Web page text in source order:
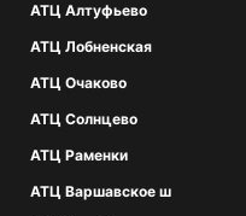
АТЦ Алтуфьево
АТЦ Лобненская
АТЦ Очаково
АТЦ Солнцево
АТЦ Раменки
АТЦ Варшавское ш